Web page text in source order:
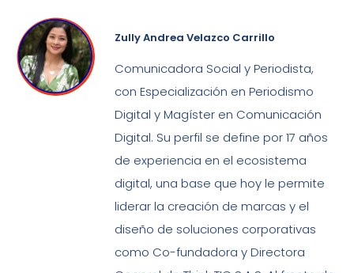
Zully Andrea Velazco Carrillo
Comunicadora Social y Periodista,
con Especialización en Periodismo
Digital y Magíster en Comunicación
Digital. Su perfil se define por 17 años
de experiencia en el ecosistema
digital, una base que hoy le permite
liderar la creación de marcas y el
diseño de soluciones corporativas
como Co-fundadora y Directora